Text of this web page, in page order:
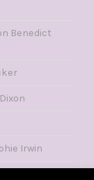
Benedict
Irwin